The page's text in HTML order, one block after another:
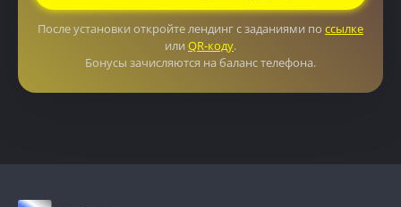
После установки откройте лендинг с заданиями по ссылке
или QR-коду.
Бонусы зачисляются на баланс телефона.